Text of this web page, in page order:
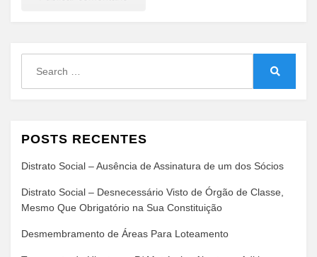
POSTS RECENTES
Distrato Social – Ausência de Assinatura de um dos Sócios
Distrato Social – Desnecessário Visto de Órgão de Classe,
Mesmo Que Obrigatório na Sua Constituição
Desmembramento de Áreas Para Loteamento